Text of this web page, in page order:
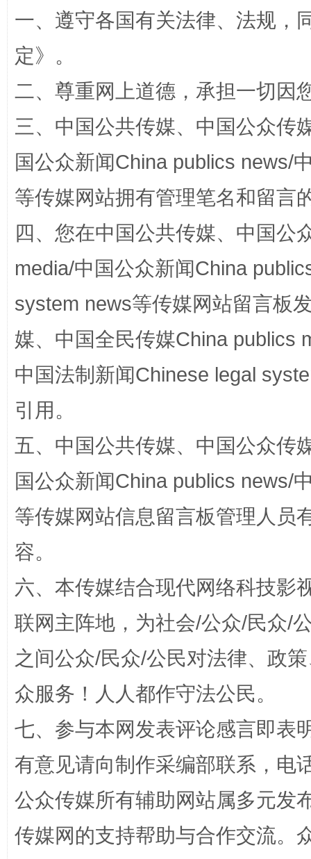
漫山遍野的桃花与雪山、麦地、白藏房
招工难、用工荒背后
网上购药对药下症？
一、遵守各国有关法律、法规，
定》。
二、尊重网上道德，承担一切因
三、中国公共传媒、中国公众传
国公众新闻China publics news/
等传媒网站拥有管理笔名和留言
四、您在中国公共传媒、中国公
media/中国公众新闻China
system news等传媒网站留言板
媒、中国全民传媒China publics
中国法制新闻Chinese legal
引用。
五、中国公共传媒、中国公众传
国公众新闻China publics news/
等传媒网站信息留言板管理人员
容。
六、本传媒结合现代网络科技影
联网主阵地，为社会/公众/民众/
之间公众/民众/公民对法律、政
众服务！人人都作守法公民。
七、参与本网发表评论感言即表
有意见请向制作采编部联系，电
公众传媒所有辅助网站属多元发
传媒网的支持帮助与合作交流。